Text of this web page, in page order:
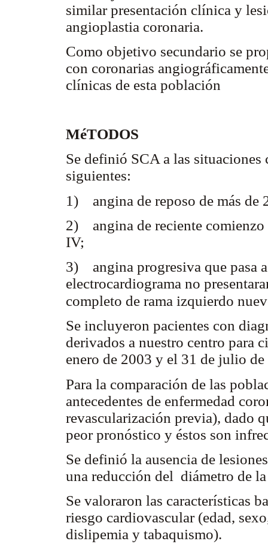
similar presentación clínica y
angioplastia coronaria.
Como objetivo secundario se
con coronarias
clínicas de esta población
MéTODOS
Se definió SCA a las
siguientes:
1) angina de reposo de más de
2) angina de reciente comienzo
IV;
3) angina progresiva que pasa
electrocardiograma no
completo de rama izquierdo
Se incluyeron pacientes con
derivados a nuestro centro para
enero de 2003 y el 31 de julio
Para la comparación de las
antecedentes de enfermedad
revascularización previa), dado
peor pronóstico y éstos son
Se definió la ausencia de
una reducción del diámetro de
Se valoraron las características
riesgo cardiovascular (edad,
dislipemia y tabaquismo).